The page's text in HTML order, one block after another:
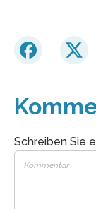
Schreiben Sie